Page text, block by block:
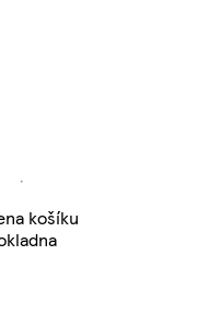
cena košíku
košíku